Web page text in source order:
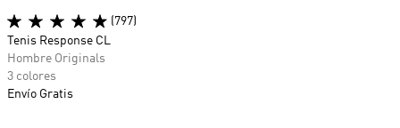
(797)
Tenis Response CL
Hombre Originals
3 colores
Envío Gratis